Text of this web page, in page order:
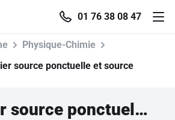
01 76 38 08 47
Physique-Chimie
source ponctuelle et source
Différencier source ponctuelle et source étendue